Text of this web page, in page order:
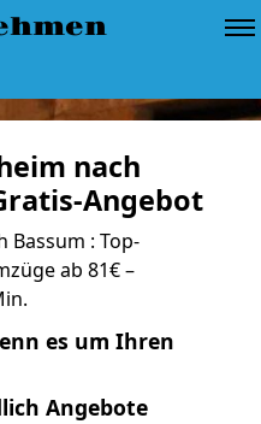
nach
Angebot
Bassum : Top-
ab 81€ –
es um Ihren
Angebote